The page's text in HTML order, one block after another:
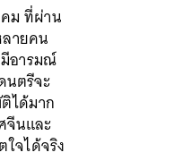
ม ที่ผ่าน
ายคน
อารมณ์
นตรีจะ
ได้มาก
จีนและ
จได้จริง